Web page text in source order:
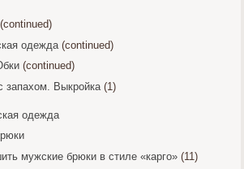
одежда (continued)
(continued)
запахом. Выкройка (1)
одежда
мужские брюки в стиле «карго» (11)